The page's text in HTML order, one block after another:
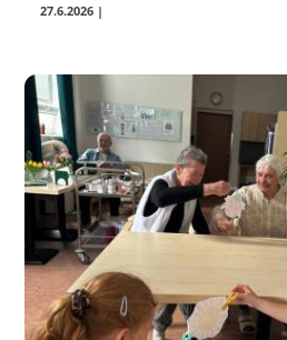
27.6.2026 |